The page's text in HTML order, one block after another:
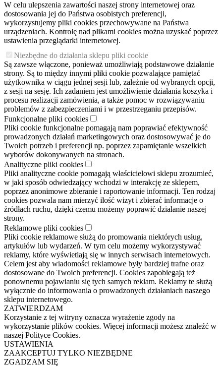
W celu ulepszenia zawartości naszej strony internetowej oraz
dostosowania jej do Państwa osobistych preferencji,
wykorzystujemy pliki cookies przechowywane na Państwa
urządzeniach. Kontrolę nad plikami cookies można uzyskać poprzez
ustawienia przeglądarki internetowej.
Niezbędne do działania sklepu pliki cookie
Są zawsze włączone, ponieważ umożliwiają podstawowe działanie
strony. Są to między innymi pliki cookie pozwalające pamiętać
użytkownika w ciągu jednej sesji lub, zależnie od wybranych opcji,
z sesji na sesję. Ich zadaniem jest umożliwienie działania koszyka i
procesu realizacji zamówienia, a także pomoc w rozwiązywaniu
problemów z zabezpieczeniami i w przestrzeganiu przepisów.
Funkcjonalne pliki cookies
Pliki cookie funkcjonalne pomagają nam poprawiać efektywność
prowadzonych działań marketingowych oraz dostosowywać je do
Twoich potrzeb i preferencji np. poprzez zapamiętanie wszelkich
wyborów dokonywanych na stronach.
Analityczne pliki cookies
Pliki analityczne cookie pomagają właścicielowi sklepu zrozumieć,
w jaki sposób odwiedzający wchodzi w interakcję ze sklepem,
poprzez anonimowe zbieranie i raportowanie informacji. Ten rodzaj
cookies pozwala nam mierzyć ilość wizyt i zbierać informacje o
źródłach ruchu, dzięki czemu możemy poprawić działanie naszej
strony.
Reklamowe pliki cookies
Pliki cookie reklamowe służą do promowania niektórych usług,
artykułów lub wydarzeń. W tym celu możemy wykorzystywać
reklamy, które wyświetlają się w innych serwisach internetowych.
Celem jest aby wiadomości reklamowe były bardziej trafne oraz
dostosowane do Twoich preferencji. Cookies zapobiegają też
ponownemu pojawianiu się tych samych reklam. Reklamy te służą
wyłącznie do informowania o prowadzonych działaniach naszego
sklepu internetowego.
ZATWIERDZAM
Korzystanie z tej witryny oznacza wyrażenie zgody na
wykorzystanie plików cookies. Więcej informacji możesz znaleźć w
naszej Polityce Cookies.
USTAWIENIA
ZAAKCEPTUJ TYLKO NIEZBĘDNE
ZGADZAM SIĘ